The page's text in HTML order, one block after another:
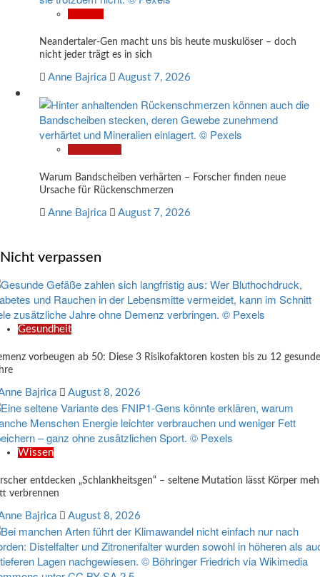
Neandertaler-Gen macht uns bis heute muskulöser – doch
nicht jeder trägt es in sich
Anne Bajrica August 7, 2026
Warum Bandscheiben verhärten – Forscher finden neue
Ursache für Rückenschmerzen
Anne Bajrica August 7, 2026
Nicht verpassen
Gesundheit
vorbeugen ab 50: Diese 3 Risikofaktoren kosten bis zu 12 gesunde
Bajrica August 8, 2026
Wissen
entdecken „Schlankheitsgen“ – seltene Mutation lässt Körper
verbrennen
Bajrica August 8, 2026